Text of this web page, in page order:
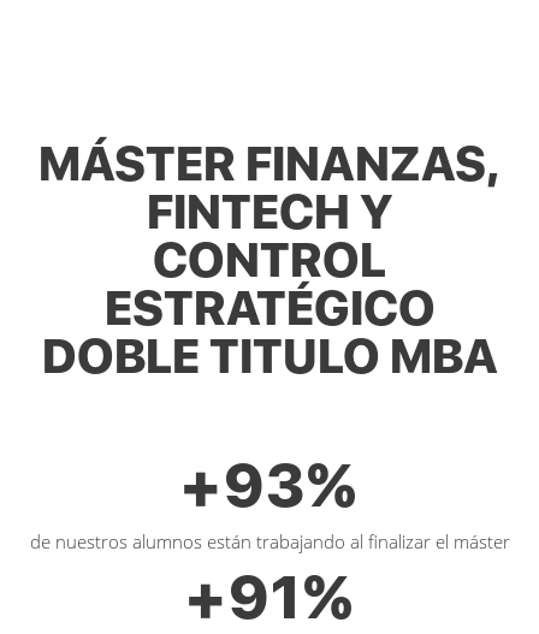
MÁSTER FINANZAS,
FINTECH Y
CONTROL
ESTRATÉGICO
DOBLE TITULO MBA
+93%
de nuestros alumnos están trabajando al finalizar el máster
+91%